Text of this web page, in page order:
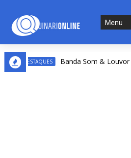
DESTAQUES Banda Som & Louvor se